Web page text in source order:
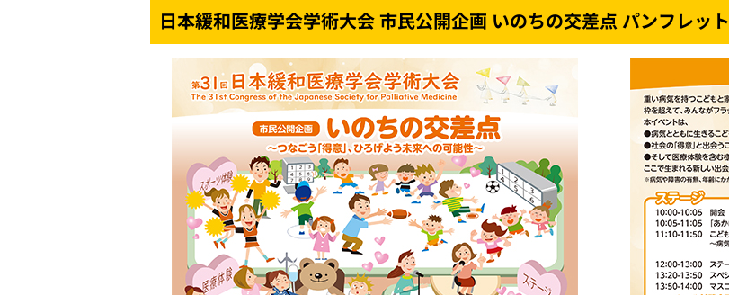
日本緩和医療学会学術大会 市民公開企画 いのちの交差点 パンフレット